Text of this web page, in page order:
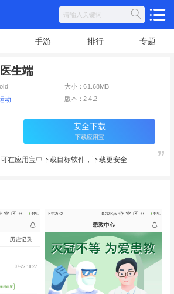
手游 排行 专题
生端
大小：61.68MB
动 版本：2.4.2
安全下载
下载应用宝
在应用宝中下载目标软件，下载更安全